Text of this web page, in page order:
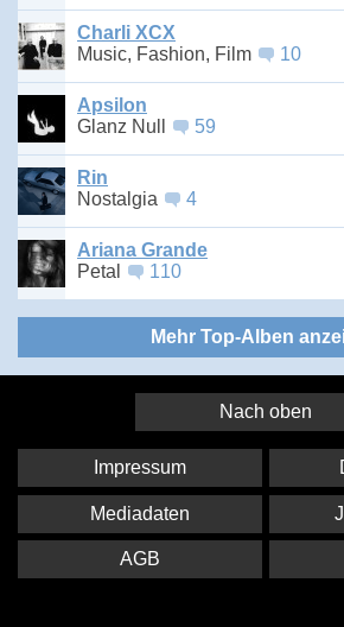
Charli XCX
Music, Fashion, Film
10
Apsilon
Glanz Null
59
Rin
Nostalgia
4
Ariana Grande
Petal
110
Mehr Top-Alben
Nach oben
Impressum
Mediadaten
AGB